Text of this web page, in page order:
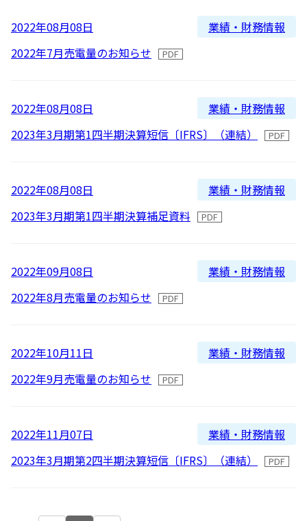
IRメール配信
2014
2022年08月08日
業績・財務情報
2022年7月売電量のお知らせ
2022年08月08日
業績・財務情報
2023年3月期第1四半期決算短信〔IFRS〕（連結）
2022年08月08日
業績・財務情報
2023年3月期第1四半期決算補足資料
2022年09月08日
業績・財務情報
2022年8月売電量のお知らせ
2022年10月11日
業績・財務情報
2022年9月売電量のお知らせ
2022年11月07日
業績・財務情報
2023年3月期第2四半期決算短信〔IFRS〕（連結）